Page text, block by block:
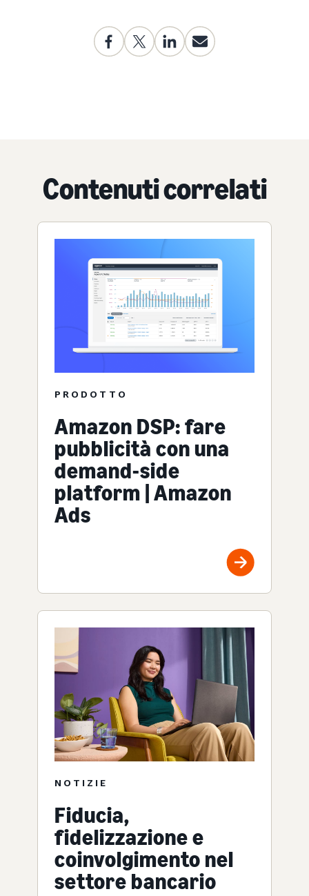
Contenuti correlati
PRODOTTO
Amazon DSP: fare
pubblicità con una
demand-side
platform | Amazon
Ads
NOTIZIE
Fiducia,
fidelizzazione e
coinvolgimento nel
settore bancario